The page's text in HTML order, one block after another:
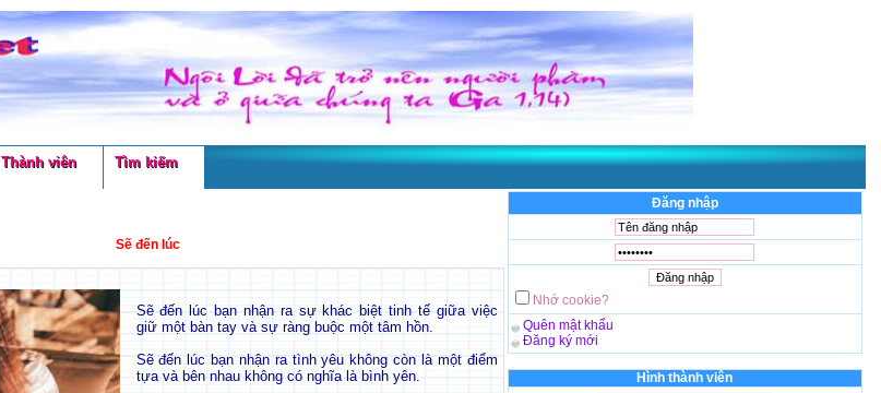
Thành viên Tìm kiếm
Sẽ đến lúc
Sẽ đến lúc bạn nhận ra sự khác biệt tinh tế giữa việc
giữ một bàn tay và sự ràng buộc một tâm hồn.
Sẽ đến lúc bạn nhận ra tình yêu không còn là một điểm
tựa và bên nhau không có nghĩa là bình yên.
Đăng nhập
Nhớ cookie?
Quên mật khẩu
Đăng ký mới
Hình thành viên